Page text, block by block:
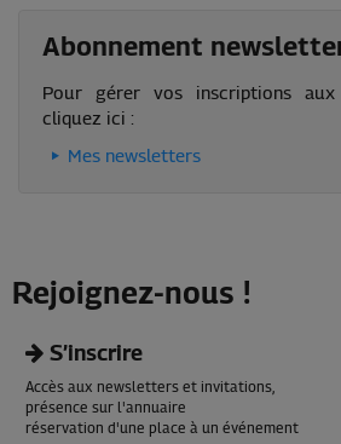
Abonnement
Pour gérer vos inscriptions aux
cliquez ici :
Mes newsletters
Rejoignez-nous !
S’inscrire
Accès aux newsletters et invitations,
présence sur l'annuaire
réservation d'une place à un événement